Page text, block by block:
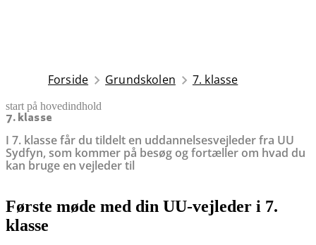
Forside Grundskolen 7. klasse
start på hovedindhold
7. klasse
I 7. klasse får du tildelt en uddannelsesvejleder fra UU
Sydfyn, som kommer på besøg og fortæller om hvad du
kan bruge en vejleder til
senest opdateret 8. december 2025
Første møde med din UU-vejleder i 7.
klasse